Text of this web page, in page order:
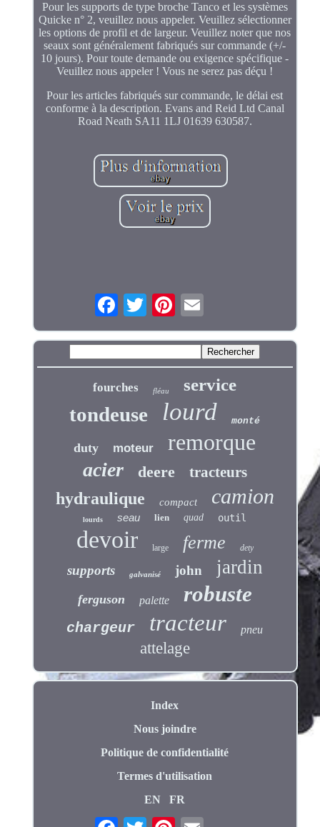
Pour les supports de type broche Tanco et les systèmes
Quicke n° 2, veuillez nous appeler. Veuillez sélectionner
les options de profil et de largeur. Veuillez noter que nos
seaux sont généralement fabriqués sur commande (+/-
10 jours). Pour toute demande ou exigence spécifique -
Veuillez nous appeler ! Vous ne serez pas déçu !
Pour les articles fabriqués sur commande, le délai est
conforme à la description. Evans and Reid Ltd Canal
Road Neath SA11 1LJ 01639 630587.
fourches fléau service
tondeuse lourd monté
duty moteur remorque
acier deere tracteurs
hydraulique compact camion
lourds seau lien quad outil
devoir large ferme dety
supports galvanisé john jardin
ferguson palette robuste
chargeur tracteur pneu
attelage
Index
Nous joindre
Politique de confidentialité
Termes d'utilisation
EN
FR